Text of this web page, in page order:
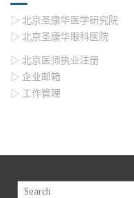
▷ 北京圣康华医学研究院
▷ 北京圣康华眼科医院
▷ 北京医师执业注册
▷ 企业邮箱
▷ 工作管理